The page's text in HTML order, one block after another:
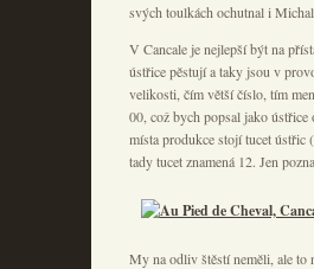
svých toulkách ochutnal i
V Cancale je nejlepší být na
ústřice pěstují a taky jsou v
velikosti, čím větší číslo, tím
00, což bych popsal jako
místa produkce stojí tucet
tady tucet znamená 12. Jen
My na odliv štěstí neměli, ale to